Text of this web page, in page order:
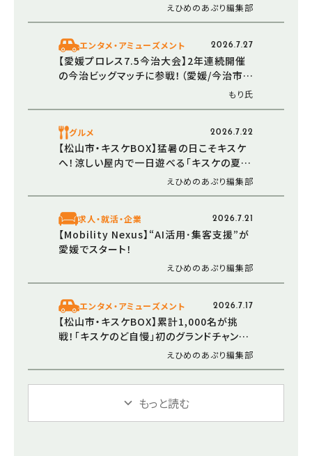
えひめのあぷり編集部
エンタメ・アミューズメント 2026.7.27
【愛媛プロレス7.5今治大会】2年連続開催
の今治ビッグマッチに参戦！（愛媛/今治市・
もり氏
グルメ 2026.7.22
【松山市・キスケBOX】猛暑の日こそキスケ
へ！涼しい屋内で一日遊べる「キスケの夏
えひめのあぷり編集部
求人・就活・企業 2026.7.21
【Mobility Nexus】“AI活用･集客支援”が
愛媛でスタート！
えひめのあぷり編集部
エンタメ・アミューズメント 2026.7.17
【松山市・キスケBOX】累計1,000名が挑
戦！「キスケのど自慢」初のグランドチャンピ
オン大会を12月6日に開催えひめのあぷり編集部
もっと読む